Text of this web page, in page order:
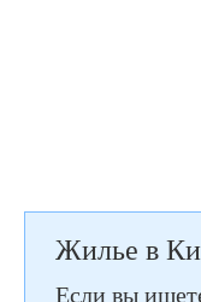
Жилье в
Если вы